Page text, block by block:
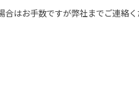
はお手数ですが弊社までご連絡く